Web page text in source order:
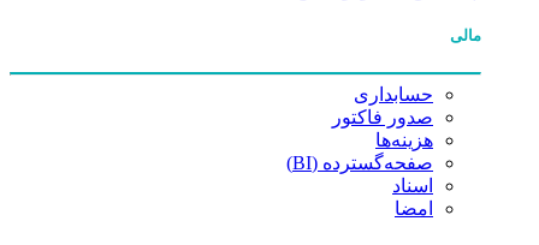
مالی
حسابداری
صدور فاکتور
هزینه‌ها
صفحه‌گسترده (BI)
اسناد
امضا